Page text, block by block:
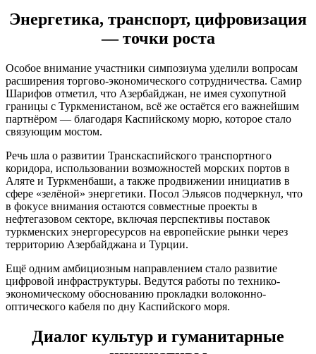
Энергетика, транспорт, цифровизация
— точки роста
Особое внимание участники симпозиума уделили вопросам
расширения торгово-экономического сотрудничества. Самир
Шарифов отметил, что Азербайджан, не имея сухопутной
границы с Туркменистаном, всё же остаётся его важнейшим
партнёром — благодаря Каспийскому морю, которое стало
связующим мостом.
Речь шла о развитии Транскаспийского транспортного
коридора, использовании возможностей морских портов в
Аляте и Туркменбаши, а также продвижении инициатив в
сфере «зелёной» энергетики. Посол Эльясов подчеркнул, что
в фокусе внимания остаются совместные проекты в
нефтегазовом секторе, включая перспективы поставок
туркменских энергоресурсов на европейские рынки через
территорию Азербайджана и Турции.
Ещё одним амбициозным направлением стало развитие
цифровой инфраструктуры. Ведутся работы по технико-
экономическому обоснованию прокладки волоконно-
оптического кабеля по дну Каспийского моря.
Диалог культур и гуманитарные